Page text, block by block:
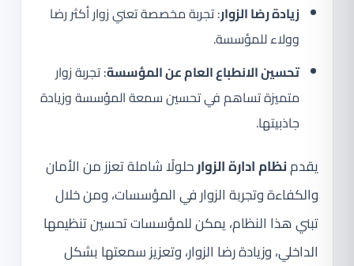
زيادة رضا الزوار: تجربة مخصصة تعني زوار أكثر رضا
وولاء للمؤسسة.
تحسين الانطباع العام عن المؤسسة: تجربة زوار
متميزة تساهم في تحسين سمعة المؤسسة وزيادة
جاذبيتها.
يقدمنظام ادارة الزوارحلولًا شاملة تعزز من الأمان
والكفاءة وتجربة الزوار في المؤسسات، ومن خلال
تبني هذا النظام، يمكن للمؤسسات تحسين تنظيمها
الداخلي، وزيادة رضا الزوار، وتعزيز سمعتها بشكل